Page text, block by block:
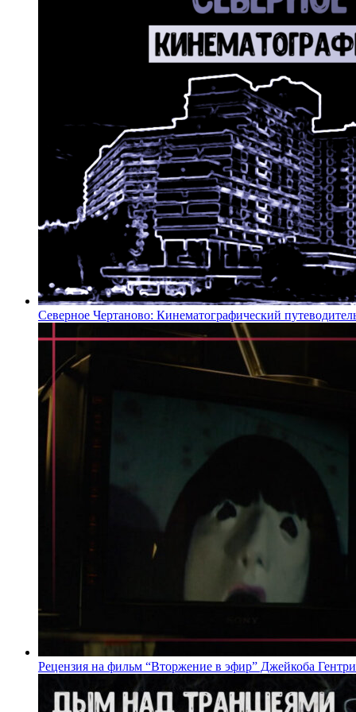
Северное Чертаново: Кинематографический
Рецензия на фильм “Вторжение в эфир” Джейкоба Гентри